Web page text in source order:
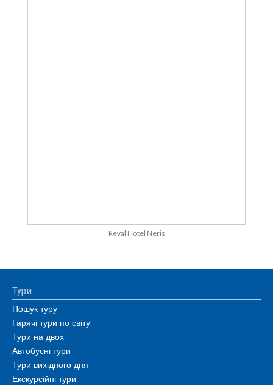
Reval Hotel Neris
Тури
Пошук туру
Гарячі тури по світу
Тури на двох
Автобусні тури
Тури вихідного дня
Екскурсійні тури